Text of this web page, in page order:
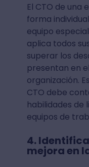
El CTO de una
forma
equipo
aplica todos
superar los
presentan en
organización.
CTO debe
habilidades de
equipos de
4.
mejora en